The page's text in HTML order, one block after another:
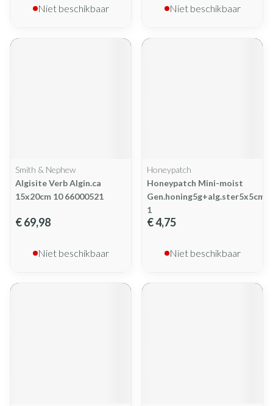
Niet beschikbaar Niet beschikbaar
Smith & Nephew
Algisite Verb Algin.ca
15x20cm 10 66000521
€ 69,98
Niet beschikbaar
Honeypatch
Honeypatch Mini-moist
Gen.honing5g+alg.ster5x5cm
1
€ 4,75
Niet beschikbaar